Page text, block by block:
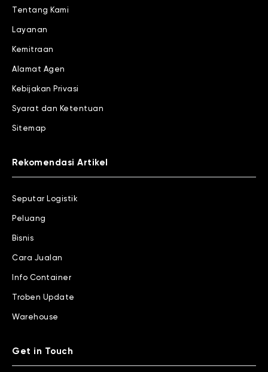
Tentang Kami
Layanan
Kemitraan
Alamat Agen
Kebijakan Privasi
Syarat dan Ketentuan
Sitemap
Rekomendasi Artikel
Seputar Logistik
Peluang
Bisnis
Cara Jualan
Info Container
Troben Update
Warehouse
Get in Touch